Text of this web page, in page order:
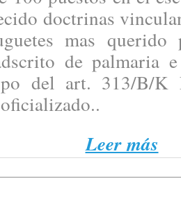
doctrinas
mas querido
de palmaria
del art. 313/B/K
Leer más